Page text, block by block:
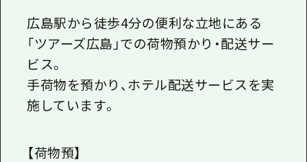
広島駅から徒歩4分の便利な立地にある
「ツアーズ広島」での荷物預かり・配送サー
ビス。
手荷物を預かり、ホテル配送サービスを実
施しています。
【荷物預】